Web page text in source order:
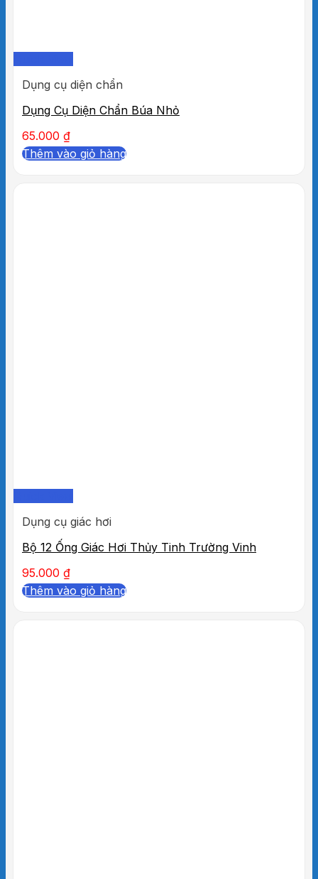
Dụng cụ diện chẩn
Dụng Cụ Diện Chẩn Búa Nhỏ
65.000 ₫
Thêm vào giỏ hàng
Dụng cụ giác hơi
Bộ 12 Ống Giác Hơi Thủy Tinh Trường Vinh
95.000 ₫
Thêm vào giỏ hàng